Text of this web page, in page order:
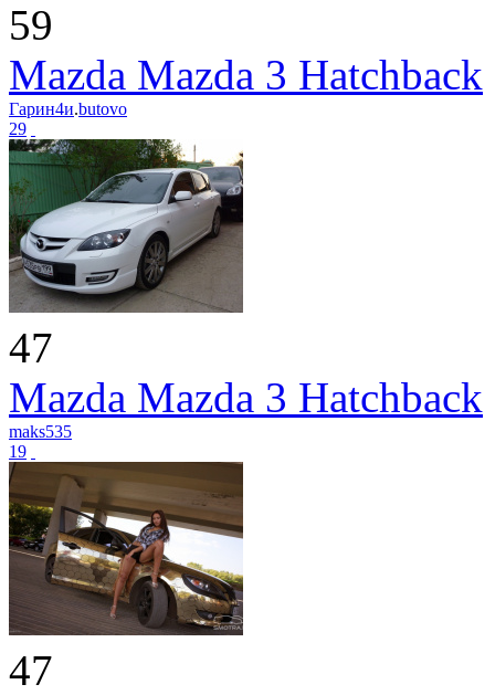
59
Mazda Mazda 3 Hatchback
Гарин4и.butovo
29
47
Mazda Mazda 3 Hatchback
maks535
19
47